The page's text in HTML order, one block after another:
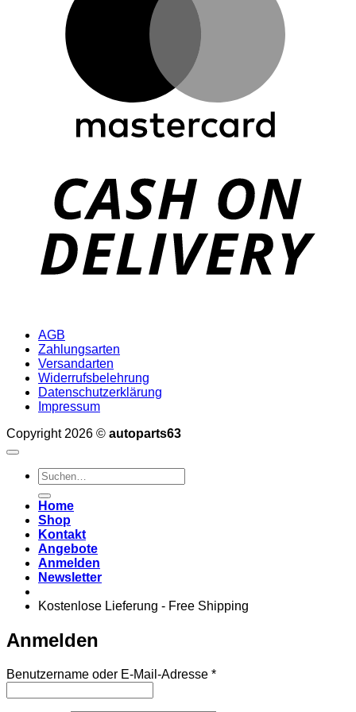
AGB
Zahlungsarten
Versandarten
Widerrufsbelehrung
Datenschutzerklärung
Impressum
Copyright 2026 © autoparts63
Suchen
nach:
Home
Shop
Kontakt
Angebote
Anmelden
Newsletter
Kostenlose Lieferung - Free Shipping
Anmelden
Benutzername oder E-Mail-Adresse *Erforderlich